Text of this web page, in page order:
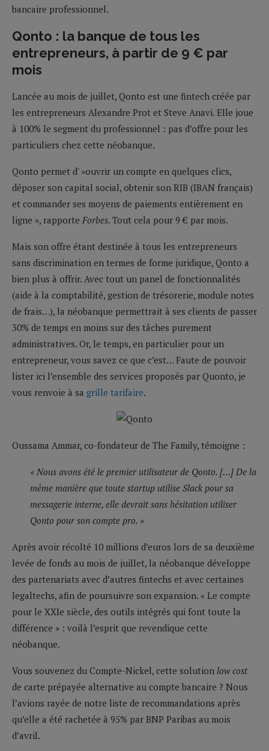
bancaire professionnel.
Qonto : la banque de tous les
entrepreneurs, à partir de 9 € par
mois
Lancée au mois de juillet, Qonto est une fintech créée par
les entrepreneurs Alexandre Prot et Steve Anavi. Elle joue
à 100% le segment du professionnel : pas d’offre pour les
particuliers chez cette néobanque.
Qonto permet d' »ouvrir un compte en quelques clics,
déposer son capital social, obtenir son RIB (IBAN français)
et commander ses moyens de paiements entièrement en
ligne », rapporte Forbes. Tout cela pour 9 € par mois.
Mais son offre étant destinée à tous les entrepreneurs
sans discrimination en termes de forme juridique, Qonto a
bien plus à offrir. Avec tout un panel de fonctionnalités
(aide à la comptabilité, gestion de trésorerie, module notes
de frais…), la néobanque permettrait à ses clients de passer
30% de temps en moins sur des tâches purement
administratives. Or, le temps, en particulier pour un
entrepreneur, vous savez ce que c’est… Faute de pouvoir
lister ici l’ensemble des services proposés par Quonto, je
vous renvoie à sa grille tarifaire.
Oussama Ammar, co-fondateur de The Family, témoigne :
« Nous avons été le premier utilisateur de Qonto. […] De la
même manière que toute startup utilise Slack pour sa
messagerie interne, elle devrait sans hésitation utiliser
Qonto pour son compte pro. »
Après avoir récolté 10 millions d’euros lors de sa deuxième
levée de fonds au mois de juillet, la néobanque développe
des partenariats avec d’autres fintechs et avec certaines
legaltechs, afin de poursuivre son expansion. « Le compte
pour le XXIe siècle, des outils intégrés qui font toute la
différence » : voilà l’esprit que revendique cette
néobanque.
Vous souvenez du Compte-Nickel, cette solution low cost
de carte prépayée alternative au compte bancaire ? Nous
l’avions rayée de notre liste de recommandations après
qu’elle a été rachetée à 95% par BNP Paribas au mois
d’avril.